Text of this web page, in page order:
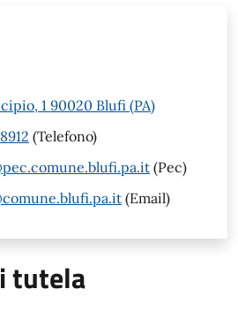
1 90020 Blufi (PA)
(Telefono)
(Pec)
(Email)
tutela